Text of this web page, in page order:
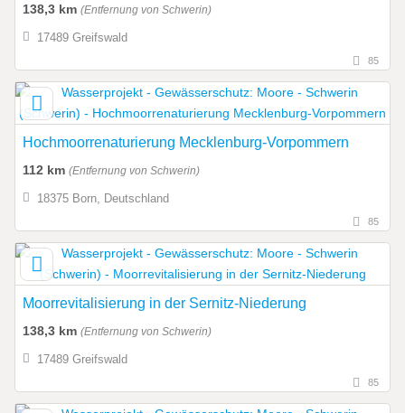
138,3 km (Entfernung von Schwerin)
17489 Greifswald
85
Hochmoorrenaturierung Mecklenburg-Vorpommern
112 km (Entfernung von Schwerin)
18375 Born, Deutschland
85
Moorrevitalisierung in der Sernitz-Niederung
138,3 km (Entfernung von Schwerin)
17489 Greifswald
85